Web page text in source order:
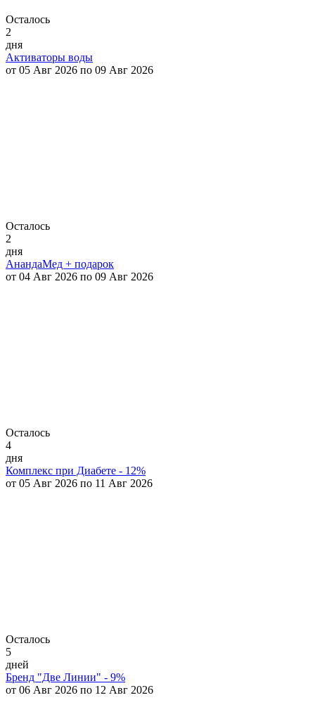
Осталось
2
дня
Активаторы воды
от 05 Авг 2026 по 09 Авг 2026
Осталось
2
дня
АнандаМед + подарок
от 04 Авг 2026 по 09 Авг 2026
Осталось
4
дня
Комплекс при Диабете - 12%
от 05 Авг 2026 по 11 Авг 2026
Осталось
5
дней
Бренд "Две Линии" - 9%
от 06 Авг 2026 по 12 Авг 2026